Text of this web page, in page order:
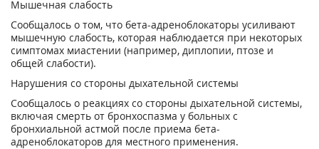
Мышечная слабость
Сообщалось о том, что бета-адреноблокаторы усиливают
мышечную слабость, которая наблюдается при некоторых
симптомах миастении (например, диплопии, птозе и
общей слабости).
Нарушения со стороны дыхательной системы
Сообщалось о реакциях со стороны дыхательной системы,
включая смерть от бронхоспазма у больных с
бронхиальной астмой после приема бета-
адреноблокаторов для местного применения.